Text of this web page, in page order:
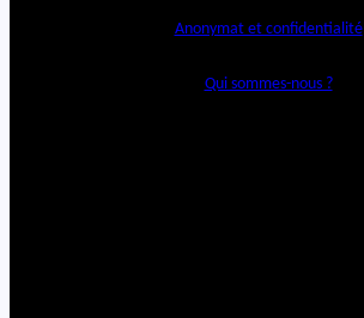
Anonymat et confidentialité
Qui sommes-nous ?